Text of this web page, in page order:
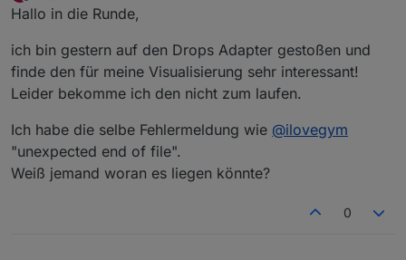
Offline
Hallo in die Runde,
ich bin gestern auf den Drops Adapter gestoßen und
finde den für meine Visualisierung sehr interessant!
Leider bekomme ich den nicht zum laufen.
Ich habe die selbe Fehlermeldung wie @ilovegym
"unexpected end of file".
Weiß jemand woran es liegen könnte?
0